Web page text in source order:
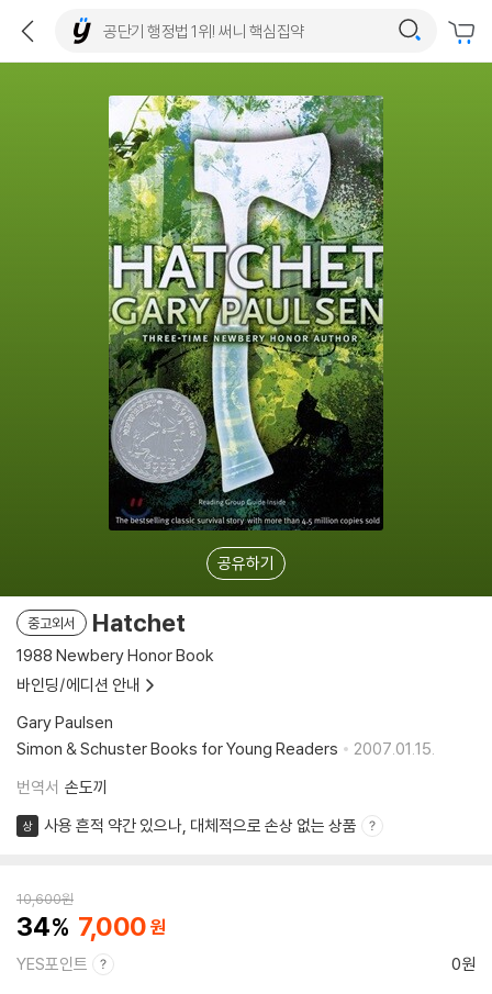
공유하기
중고외서 Hatchet
1988 Newbery Honor Book
바인딩/에디션 안내
Gary Paulsen
Simon & Schuster Books for Young Readers
2007.01.15.
번역서 손도끼
상 사용 흔적 약간 있으나, 대체적으로 손상 없는 상품
10,600원
34 7,000
YES포인트 0원